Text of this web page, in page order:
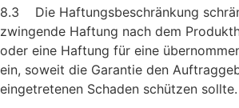
8.3 Die Haftungsbeschränkung
zwingende Haftung nach dem
oder eine Haftung für eine
ein, soweit die Garantie den
eingetretenen Schaden schützen sollte.